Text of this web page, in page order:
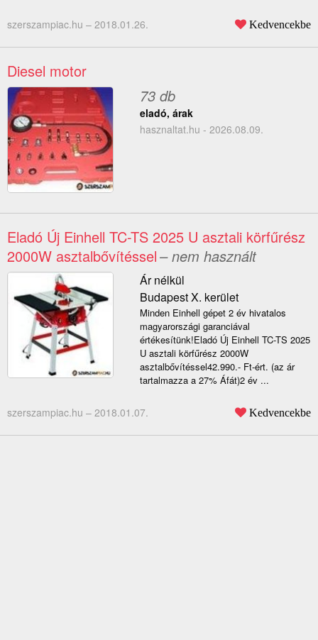
szerszampiac.hu – 2018.01.26. Kedvencekbe
Diesel motor
73 db
eladó, árak
hasznaltat.hu - 2026.08.09.
Eladó Új Einhell TC-TS 2025 U asztali körfűrész
2000W asztalbővítéssel– nem használt
Ár nélkül
Budapest X. kerület
Minden Einhell gépet 2 év hivatalos
magyarországi garanciával
értékesítünk!Eladó Új Einhell TC-TS 2025
U asztali körfűrész 2000W
asztalbővítéssel42.990.- Ft-ért. (az ár
tartalmazza a 27% Áfát)2 év ...
szerszampiac.hu – 2018.01.07. Kedvencekbe